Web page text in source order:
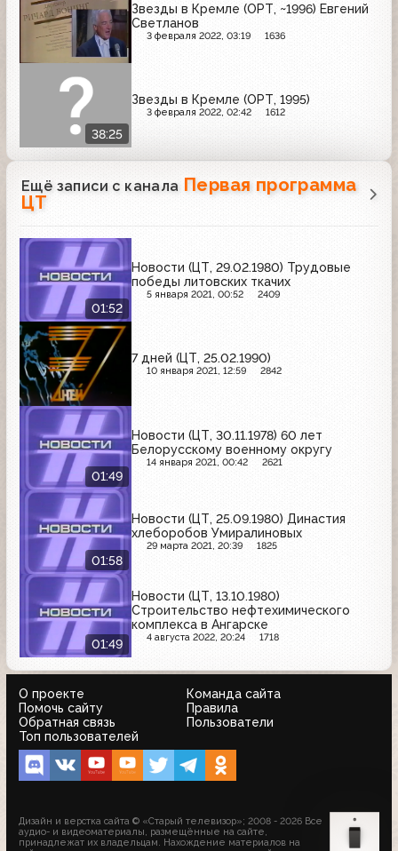
Звезды в Кремле (ОРТ, ~1996) Евгений
Светланов
3 февраля 2022, 03:19 1636
38:25
Звезды в Кремле (ОРТ, 1995)
3 февраля 2022, 02:42 1612
Ещё записи с канала Первая программа
ЦТ
01:52
Новости (ЦТ, 29.02.1980) Трудовые
победы литовских ткачих
5 января 2021, 00:52 2409
7 дней (ЦТ, 25.02.1990)
10 января 2021, 12:59 2842
01:49
Новости (ЦТ, 30.11.1978) 60 лет
Белорусскому военному округу
14 января 2021, 00:42 2621
01:58
Новости (ЦТ, 25.09.1980) Династия
хлеборобов Умиралиновых
29 марта 2021, 20:39 1825
01:49
Новости (ЦТ, 13.10.1980)
Строительство нефтехимического
комплекса в Ангарске
4 августа 2022, 20:24 1718
О проекте
Команда сайта
Помочь сайту
Правила
Обратная связь
Пользователи
Топ пользователей
Дизайн и верстка сайта © «Старый телевизор»; 2008 - 2026 Все
аудио- и видеоматериалы, размещённые на сайте,
принадлежат их владельцам. Нахождение материалов на